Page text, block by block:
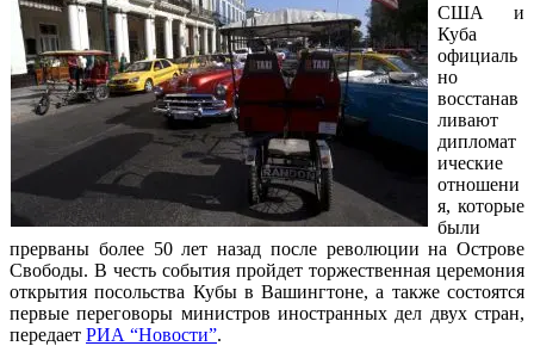
США и
Куба
официаль
но
восстанав
ливают
дипломат
ические
отношени
я, которые
были
прерваны более 50 лет назад после революции на Острове
Свободы. В честь события пройдет торжественная церемония
открытия посольства Кубы в Вашингтоне, а также состоятся
первые переговоры министров иностранных дел двух стран,
передает РИА “Новости”.